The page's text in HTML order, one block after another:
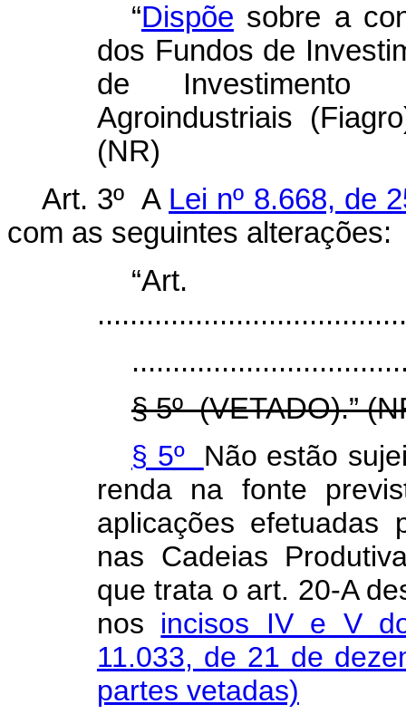
“Dispõe sobre a
dos Fundos de
de Investimento
Agroindustriais
(NR)
Art. 3º A Lei nº 8.668, de
com as seguintes alterações:
§ 5º(VETADO).”
§ 5º Não estão
renda na fonte
aplicações efetuadas
nas Cadeias
que trata o art. 20-A
nos incisos IV e V
11.033, de 21 de
partes vetadas)